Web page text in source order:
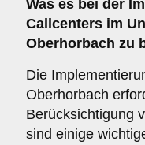
Was es bei der
Callcenters im
Oberhorbach zu
Die
Oberhorbach
Berücksichtigung
sind einige